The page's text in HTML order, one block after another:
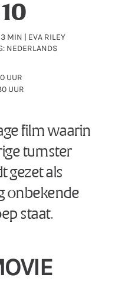
MIN | EVA RILEY
NEDERLANDS
UUR
UUR
film waarin
turnster
gezet als
onbekende
staat.